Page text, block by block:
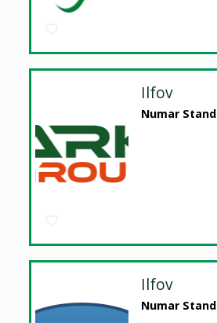
Ilfov
Numar Stand
Ilfov
Numar Stand